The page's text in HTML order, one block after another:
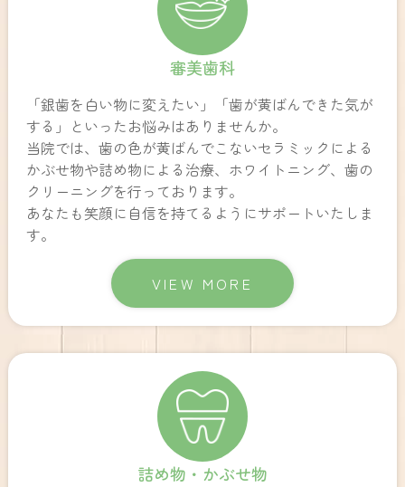
審美歯科
「銀歯を白い物に変えたい」「歯が黄ばんできた気が
する」といったお悩みはありませんか。
当院では、歯の色が黄ばんでこないセラミックによる
かぶせ物や詰め物による治療、ホワイトニング、歯の
クリーニングを行っております。
あなたも笑顔に自信を持てるようにサポートいたしま
す。
VIEW MORE
詰め物・かぶせ物